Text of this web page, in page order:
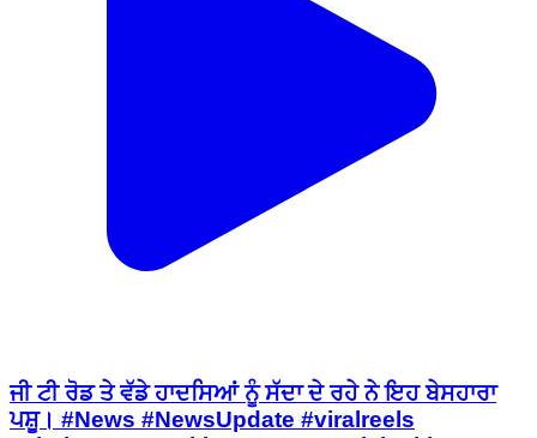
ਜੀ ਟੀ ਰੋਡ ਤੇ ਵੱਡੇ ਹਾਦਸਿਆਂ ਨੂੰ ਸੱਦਾ ਦੇ ਰਹੇ ਨੇ ਇਹ ਬੇਸਹਾਰਾ
ਪਸ਼ੂ। #News #NewsUpdate #viralreels